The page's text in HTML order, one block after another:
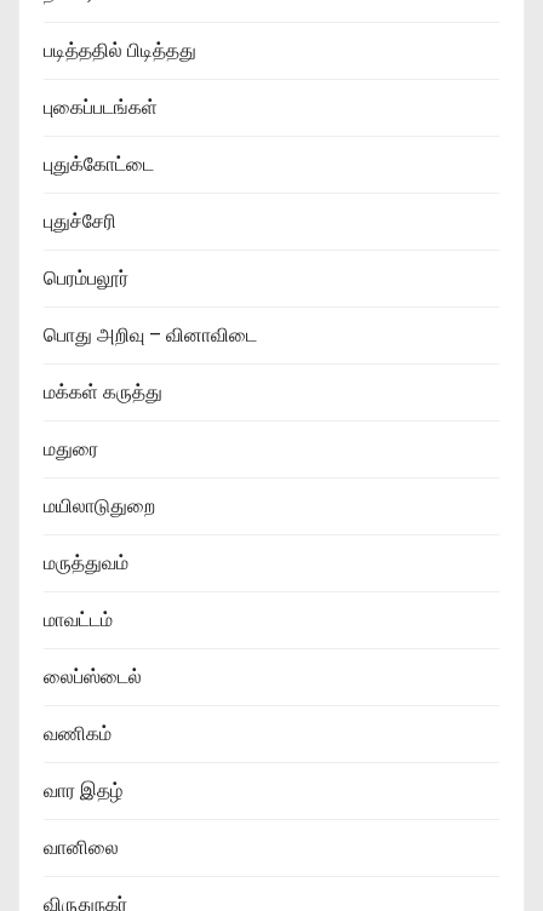
படித்ததில் பிடித்தது
புகைப்படங்கள்
புதுக்கோட்டை
புதுச்சேரி
பெரம்பலூர்
பொது அறிவு – வினாவிடை
மக்கள் கருத்து
மதுரை
மயிலாடுதுறை
மருத்துவம்
மாவட்டம்
லைப்ஸ்டைல்
வணிகம்
வார இதழ்
வானிலை
விருதுநகர்